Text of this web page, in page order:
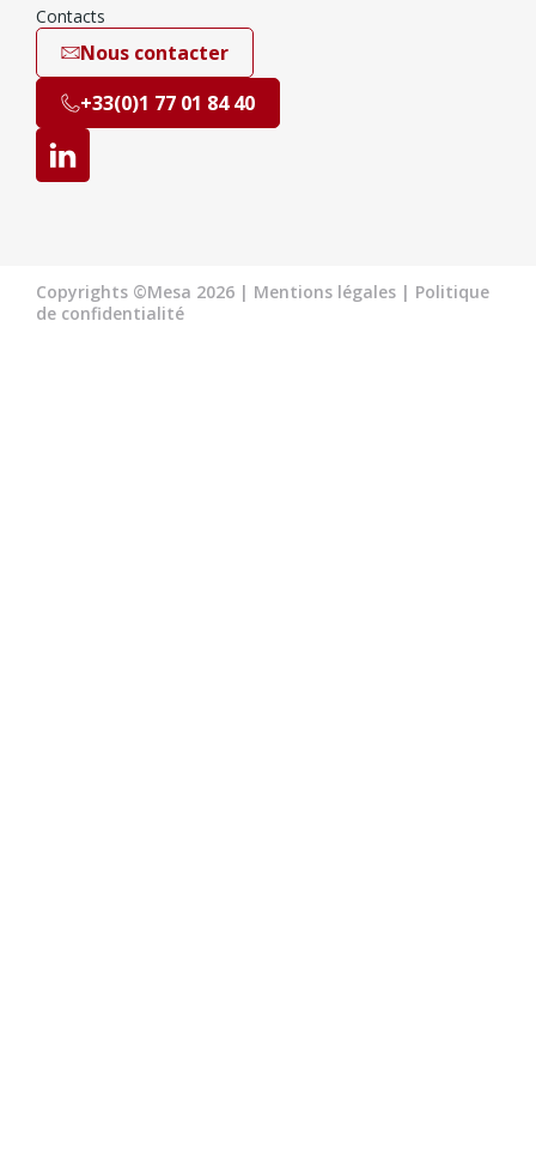
Contacts
Nous contacter
+33(0)1 77 01 84 40
Copyrights ©Mesa 2026 | Mentions légales | Politique
de confidentialité